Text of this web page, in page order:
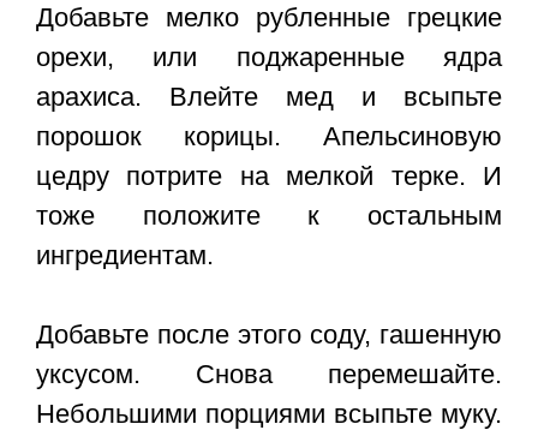
Добавьте мелко рубленные грецкие
орехи, или поджаренные ядра
арахиса. Влейте мед и всыпьте
порошок корицы. Апельсиновую
цедру потрите на мелкой терке. И
тоже положите к остальным
ингредиентам.
Добавьте после этого соду, гашенную
уксусом. Снова перемешайте.
Небольшими порциями всыпьте муку.